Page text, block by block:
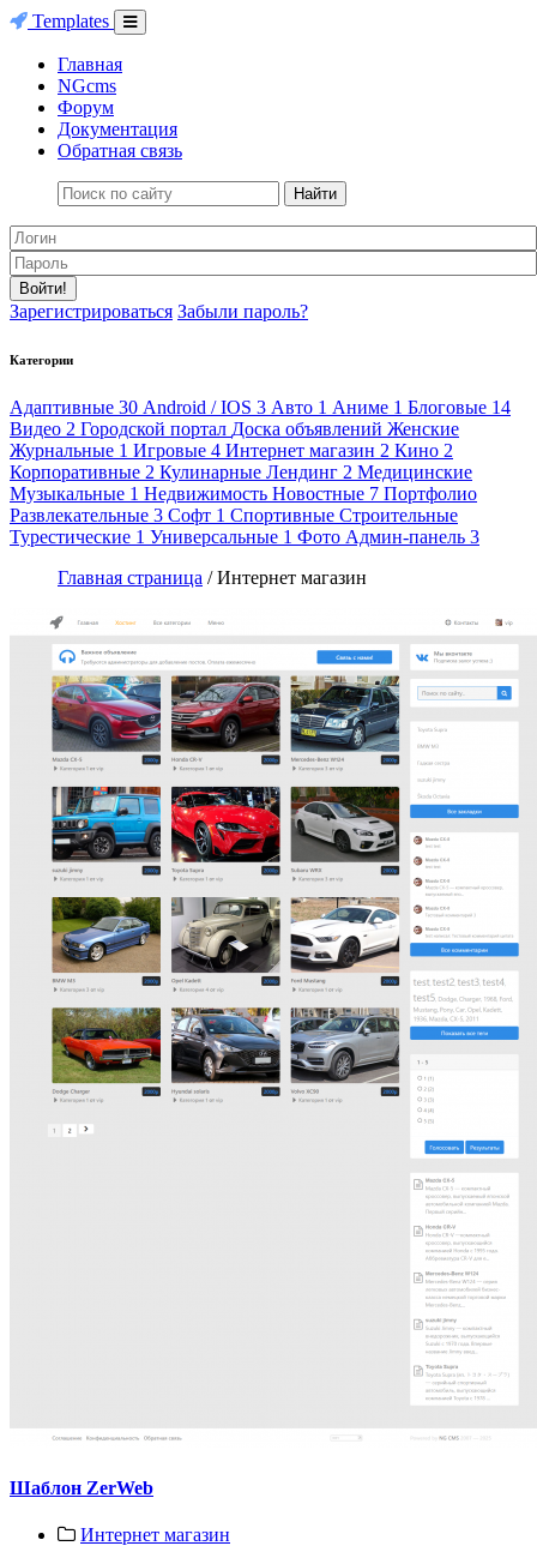
Templates
Главная
NGcms
Форум
Документация
Обратная связь
Найти
Войти!
Зарегистрироваться Забыли пароль?
Категории
Адаптивные 30 Android / IOS 3 Авто 1 Аниме 1 Блоговые 14
Видео 2 Городской портал Доска объявлений Женские
Журнальные 1 Игровые 4 Интернет магазин 2 Кино 2
Корпоративные 2 Кулинарные Лендинг 2 Медицинские
Музыкальные 1 Недвижимость Новостные 7 Портфолио
Развлекательные 3 Софт 1 Спортивные Строительные
Турестические 1 Универсальные 1 Фото Админ-панель 3
Главная страница / Интернет магазин
Шаблон ZerWeb
Интернет магазин